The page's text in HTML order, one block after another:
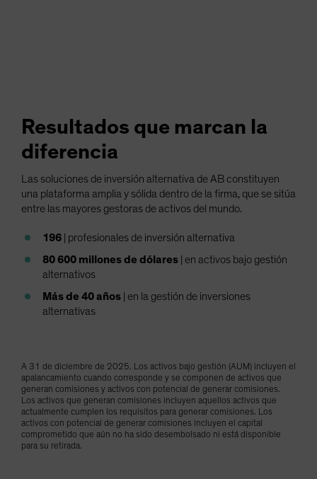
Spain
Sweden
Taiwan - 台灣
UK
United States (US Citizens)
US (Non-US Citizens/NRC)
Resultados que marcan la
diferencia
Las soluciones de inversión alternativa de AB constituyen
una plataforma amplia y sólida dentro de la firma, que se sitúa
entre las mayores gestoras de activos del mundo.
196 | profesionales de inversión alternativa
80 600 millones de dólares | en activos bajo gestión
alternativos
Más de 40 años | en la gestión de inversiones
alternativas
A 31 de diciembre de 2025. Los activos bajo gestión (AUM) incluyen el
apalancamiento cuando corresponde y se componen de activos que
generan comisiones y activos con potencial de generar comisiones.
Los activos que generan comisiones incluyen aquellos activos que
actualmente cumplen los requisitos para generar comisiones. Los
activos con potencial de generar comisiones incluyen el capital
comprometido que aún no ha sido desembolsado ni está disponible
para su retirada.